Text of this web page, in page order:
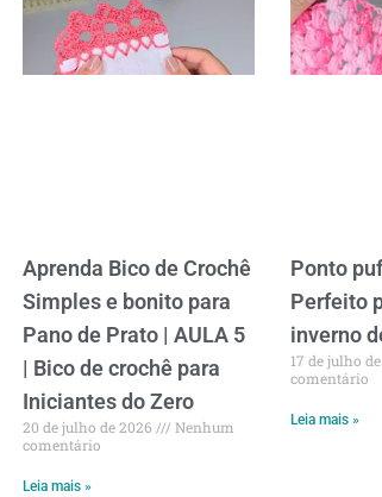
Aprenda Bico de Crochê
Simples e bonito para
Pano de Prato | AULA 5
| Bico de crochê para
Iniciantes do Zero
20 de julho de 2026
Nenhum
comentário
Leia mais »
Ponto
Perfeito
inverno
17 de julho
comentário
Leia mais »